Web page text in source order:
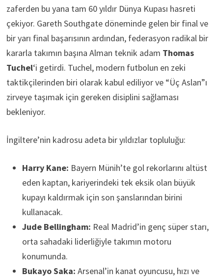
zaferden bu yana tam 60 yıldır Dünya Kupası hasreti
çekiyor. Gareth Southgate döneminde gelen bir final ve
bir yarı final başarısının ardından, federasyon radikal bir
kararla takımın başına Alman teknik adam Thomas
Tuchel‘i getirdi. Tuchel, modern futbolun en zeki
taktikçilerinden biri olarak kabul ediliyor ve “Üç Aslan”ı
zirveye taşımak için gereken disiplini sağlaması
bekleniyor.
İngiltere’nin kadrosu adeta bir yıldızlar topluluğu:
Harry Kane: Bayern Münih’te gol rekorlarını altüst
eden kaptan, kariyerindeki tek eksik olan büyük
kupayı kaldırmak için son şanslarından birini
kullanacak.
Jude Bellingham: Real Madrid’in genç süper starı,
orta sahadaki liderliğiyle takımın motoru
konumunda.
Bukayo Saka: Arsenal’in kanat oyuncusu, hızı ve